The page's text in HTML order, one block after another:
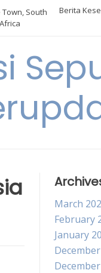
Town, South
Africa
Berita
March
February
January